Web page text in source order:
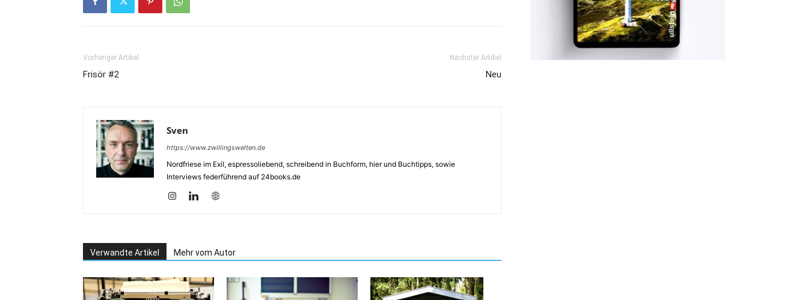
Vorheriger Artikel
Frisör #2
Nächster Artikel
Neu
Sven
https://www.zwillingswelten.de
Nordfriese im Exil, espressoliebend, schreibend in Buchform, hier und Buchtipps, sowie
Interviews federführend auf 24books.de
Verwandte Artikel Mehr vom Autor